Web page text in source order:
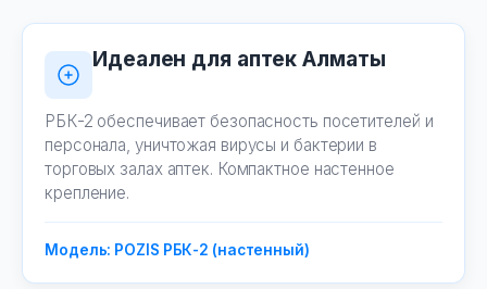
Идеален для аптек Алматы
РБК-2 обеспечивает безопасность посетителей и
персонала, уничтожая вирусы и бактерии в
торговых залах аптек. Компактное настенное
крепление.
Модель: POZIS РБК-2 (настенный)